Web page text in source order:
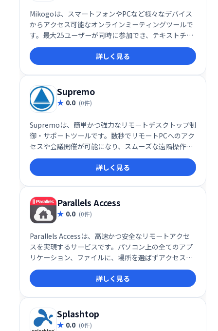
Mikogoは、スマートフォンやPCなど様々なデバイス
からアクセス可能なオンラインミーティングツールで
す。最大25ユーザーが同時に参加でき、テキストチャ
ットやホワイトボード機能、録音機能も搭載。HTML
ビューアーによるスムーズな画面共有と管理者権限の
簡単交換で、効率的な共同作業を実現します。堅牢で
使いやすいツールをお探しの方に最適です。
詳しく見る
Supremo
0.0 (0件)
Supremoは、簡単かつ強力なリモートデスクトップ制
御・サポートツールです。数秒でリモートPCへのアク
セスや会議開催が可能になり、スムーズな遠隔操作を
実現します。
詳しく見る
Parallels Access
0.0 (0件)
Parallels Accessは、高速かつ安全なリモートアクセ
スを実現するサービスです。パソコン上の全てのアプ
リケーション、ファイルに、場所を選ばずアクセスで
きます。特にモバイルアプリは、優れた操作性と安定
した接続を提供し、快適なリモートワーク環境をサポ
ートします。 どこからでもシームレスにパソコンを操
作したい方におすすめです。
詳しく見る
Splashtop
0.0 (0件)